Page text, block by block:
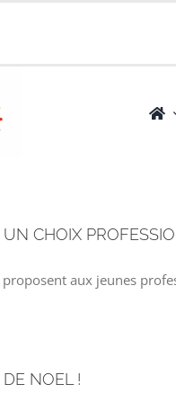
CHOIX
proposent aux jeunes
NOEL !